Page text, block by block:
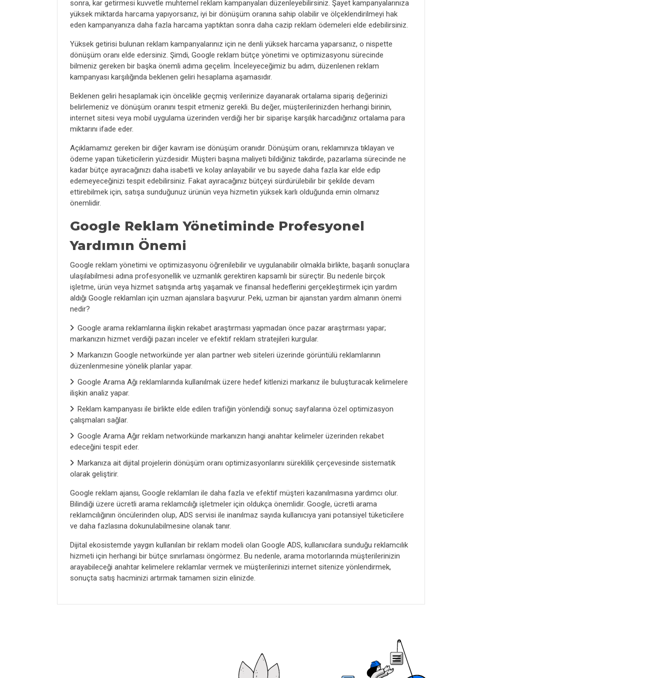
sonra, kar getirmesi kuvvetle muhtemel reklam kampanyaları düzenleyebilirsiniz. Şayet kampanyalarınıza
yüksek miktarda harcama yapıyorsanız, iyi bir dönüşüm oranına sahip olabilir ve ölçeklendirilmeyi hak
eden kampanyanıza daha fazla harcama yaptıktan sonra daha cazip reklam ödemeleri elde edebilirsiniz.
Yüksek getirisi bulunan reklam kampanyalarınız için ne denli yüksek harcama yaparsanız, o nispette
dönüşüm oranı elde edersiniz. Şimdi, Google reklam bütçe yönetimi ve optimizasyonu sürecinde
bilmeniz gereken bir başka önemli adıma geçelim. İnceleyeceğimiz bu adım, düzenlenen reklam
kampanyası karşılığında beklenen geliri hesaplama aşamasıdır.
Beklenen geliri hesaplamak için öncelikle geçmiş verilerinize dayanarak ortalama sipariş değerinizi
belirlemeniz ve dönüşüm oranını tespit etmeniz gerekli. Bu değer, müşterilerinizden herhangi birinin,
internet sitesi veya mobil uygulama üzerinden verdiği her bir siparişe karşılık harcadığınız ortalama para
miktarını ifade eder.
Açıklamamız gereken bir diğer kavram ise dönüşüm oranıdır. Dönüşüm oranı, reklamınıza tıklayan ve
ödeme yapan tüketicilerin yüzdesidir. Müşteri başına maliyeti bildiğiniz takdirde, pazarlama sürecinde ne
kadar bütçe ayıracağınızı daha isabetli ve kolay anlayabilir ve bu sayede daha fazla kar elde edip
edemeyeceğinizi tespit edebilirsiniz. Fakat ayıracağınız bütçeyi sürdürülebilir bir şekilde devam
ettirebilmek için, satışa sunduğunuz ürünün veya hizmetin yüksek karlı olduğunda emin olmanız
önemlidir.
Google Reklam Yönetiminde Profesyonel
Yardımın Önemi
Google reklam yönetimi ve optimizasyonu öğrenilebilir ve uygulanabilir olmakla birlikte, başarılı sonuçlara
ulaşılabilmesi adına profesyonellik ve uzmanlık gerektiren kapsamlı bir süreçtir. Bu nedenle birçok
işletme, ürün veya hizmet satışında artış yaşamak ve finansal hedeflerini gerçekleştirmek için yardım
aldığı Google reklamları için uzman ajanslara başvurur. Peki, uzman bir ajanstan yardım almanın önemi
nedir?
Google arama reklamlarına ilişkin rekabet araştırması yapmadan önce pazar araştırması yapar;
markanızın hizmet verdiği pazarı inceler ve efektif reklam stratejileri kurgular.
Markanızın Google networkünde yer alan partner web siteleri üzerinde görüntülü reklamlarının
düzenlenmesine yönelik planlar yapar.
Google Arama Ağı reklamlarında kullanılmak üzere hedef kitlenizi markanız ile buluşturacak kelimelere
ilişkin analiz yapar.
Reklam kampanyası ile birlikte elde edilen trafiğin yönlendiği sonuç sayfalarına özel optimizasyon
çalışmaları sağlar.
Google Arama Ağır reklam networkünde markanızın hangi anahtar kelimeler üzerinden rekabet
edeceğini tespit eder.
Markanıza ait dijital projelerin dönüşüm oranı optimizasyonlarını süreklilik çerçevesinde sistematik
olarak geliştirir.
Google reklam ajansı, Google reklamları ile daha fazla ve efektif müşteri kazanılmasına yardımcı olur.
Bilindiği üzere ücretli arama reklamcılığı işletmeler için oldukça önemlidir. Google, ücretli arama
reklamcılığının öncülerinden olup, ADS servisi ile inanılmaz sayıda kullanıcıya yani potansiyel tüketicilere
ve daha fazlasına dokunulabilmesine olanak tanır.
Dijital ekosistemde yaygın kullanılan bir reklam modeli olan Google ADS, kullanıcılara sunduğu reklamcılık
hizmeti için herhangi bir bütçe sınırlaması öngörmez. Bu nedenle, arama motorlarında müşterilerinizin
arayabileceği anahtar kelimelere reklamlar vermek ve müşterilerinizi internet sitenize yönlendirmek,
sonuçta satış hacminizi artırmak tamamen sizin elinizde.